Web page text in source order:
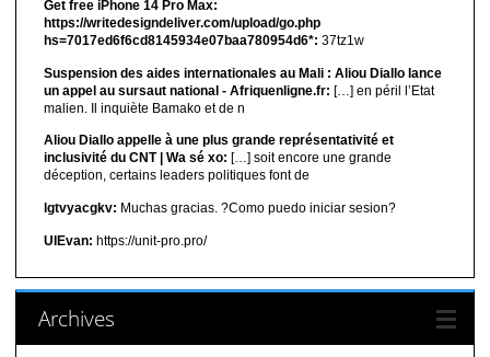
Get free iPhone 14 Pro Max:
https://writedesigndeliver.com/upload/go.php
hs=7017ed6f6cd8145934e07baa780954d6*: 37tz1w
Suspension des aides internationales au Mali : Aliou Diallo lance
un appel au sursaut national - Afriquenligne.fr: […] en péril l’Etat
malien. Il inquiète Bamako et de n
Aliou Diallo appelle à une plus grande représentativité et
inclusivité du CNT | Wa sé xo: […] soit encore une grande
déception, certains leaders politiques font de
lgtvyacgkv: Muchas gracias. ?Como puedo iniciar sesion?
UIEvan: https://unit-pro.pro/
Archives